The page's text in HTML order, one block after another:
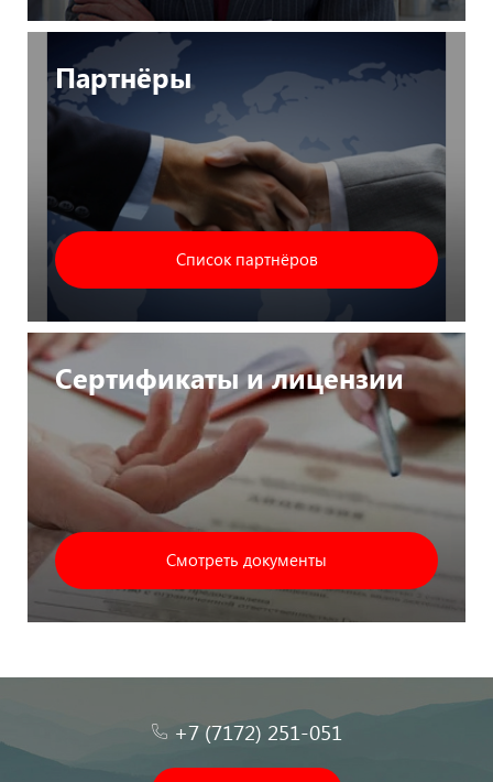
Партнёры
Список партнёров
Сертификаты и лицензии
Смотреть документы
+7 (7172) 251-051